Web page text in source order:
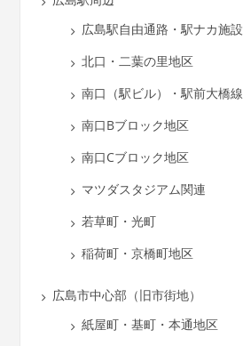
広島駅自由通路・駅ナカ施設
北口・二葉の里地区
南口（駅ビル）・駅前大橋線
南口Bブロック地区
南口Cブロック地区
マツダスタジアム関連
若草町・光町
稲荷町・京橋町地区
広島市中心部（旧市街地）
紙屋町・基町・本通地区